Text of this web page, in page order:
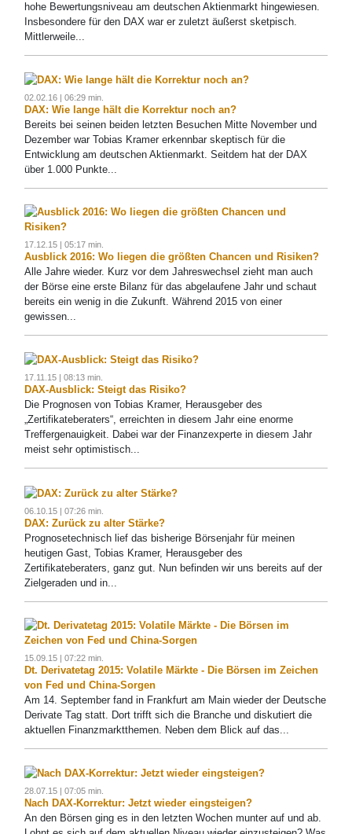
hohe Bewertungsniveau am deutschen Aktienmarkt hingewiesen.
Insbesondere für den DAX war er zuletzt äußerst sketpisch.
Mittlerweile...
02.02.16 | 06:29 min.
DAX: Wie lange hält die Korrektur noch an?
Bereits bei seinen beiden letzten Besuchen Mitte November und
Dezember war Tobias Kramer erkennbar skeptisch für die
Entwicklung am deutschen Aktienmarkt. Seitdem hat der DAX
über 1.000 Punkte...
17.12.15 | 05:17 min.
Ausblick 2016: Wo liegen die größten Chancen und Risiken?
Alle Jahre wieder. Kurz vor dem Jahreswechsel zieht man auch
der Börse eine erste Bilanz für das abgelaufene Jahr und schaut
bereits ein wenig in die Zukunft. Während 2015 von einer
gewissen...
17.11.15 | 08:13 min.
DAX-Ausblick: Steigt das Risiko?
Die Prognosen von Tobias Kramer, Herausgeber des
„Zertifikateberaters“, erreichten in diesem Jahr eine enorme
Treffergenauigkeit. Dabei war der Finanzexperte in diesem Jahr
meist sehr optimistisch...
06.10.15 | 07:26 min.
DAX: Zurück zu alter Stärke?
Prognosetechnisch lief das bisherige Börsenjahr für meinen
heutigen Gast, Tobias Kramer, Herausgeber des
Zertifikateberaters, ganz gut. Nun befinden wir uns bereits auf der
Zielgeraden und in...
15.09.15 | 07:22 min.
Dt. Derivatetag 2015: Volatile Märkte - Die Börsen im Zeichen
von Fed und China-Sorgen
Am 14. September fand in Frankfurt am Main wieder der Deutsche
Derivate Tag statt. Dort trifft sich die Branche und diskutiert die
aktuellen Finanzmarktthemen. Neben dem Blick auf das...
28.07.15 | 07:05 min.
Nach DAX-Korrektur: Jetzt wieder eingsteigen?
An den Börsen ging es in den letzten Wochen munter auf und ab.